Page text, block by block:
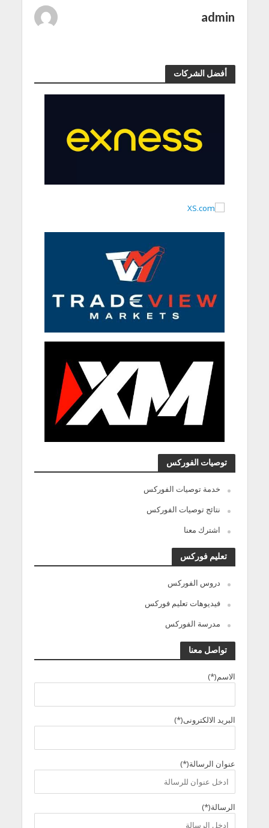
admin
أفضل الشركات
توصيات الفوركس
خدمة توصيات الفوركس
نتائج توصيات الفوركس
اشترك معنا
تعليم فوركس
دروس الفوركس
فيديوهات تعليم فوركس
مدرسة الفوركس
تواصل معنا
الاسم(*)
البريد الالكترونى(*)
عنوان الرسالة(*)
الرسالة(*)